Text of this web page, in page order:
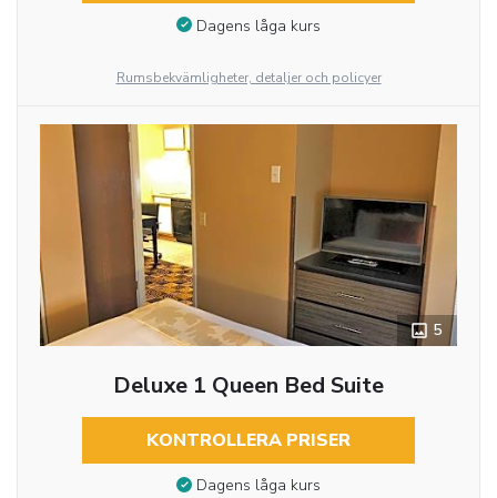
Dagens låga kurs
Rumsbekvämligheter, detaljer och policyer
5
Deluxe 1 Queen Bed Suite
KONTROLLERA PRISER
Dagens låga kurs